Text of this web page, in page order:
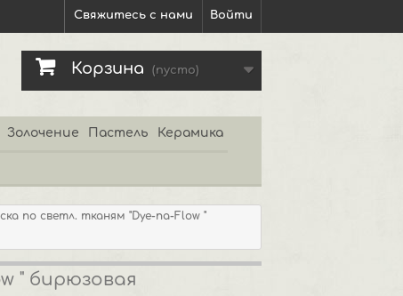
Войти
Свяжитесь с нами
Корзина (пусто)
Золочение Пастель Керамика
по светл. тканям "Dye-na-Flow "
" бирюзовая